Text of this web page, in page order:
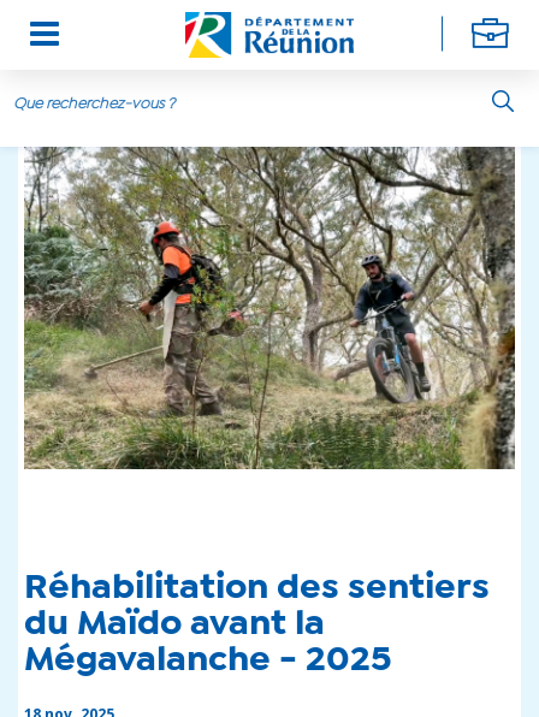
Aller au contenu principal
Réhabilitation des sentiers
du Maïdo avant la
Mégavalanche - 2025